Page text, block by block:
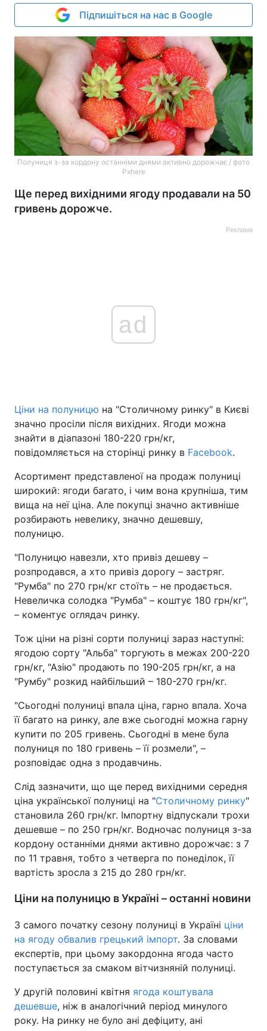
Підпишіться на нас в Google
Полуниця з-за кордону останніми днями активно дорожчає / фото
Pxhere
Ще перед вихідними ягоду продавали на 50
гривень дорожче.
Реклама
ad
Ціни на полуницю на "Столичному ринку" в Києві
значно просіли після вихідних. Ягоди можна
знайти в діапазоні 180-220 грн/кг,
повідомляється на сторінці ринку в Facebook.
Асортимент представленої на продаж полуниці
широкий: ягоди багато, і чим вона крупніша, тим
вища на неї ціна. Але покупці значно активніше
розбирають невелику, значно дешевшу,
полуницю.
"Полуницю навезли, хто привіз дешеву –
розпродався, а хто привіз дорогу – застряг.
"Румба" по 270 грн/кг стоїть – не продається.
Невеличка солодка "Румба" – коштує 180 грн/кг",
– коментує оглядач ринку.
Тож ціни на різні сорти полуниці зараз наступні:
ягодою сорту "Альба" торгують в межах 200-220
грн/кг, "Азію" продають по 190-205 грн/кг, а на
"Румбу" розкид найбільший – 180-270 грн/кг.
"Сьогодні полуниці впала ціна, гарно впала. Хоча
її багато на ринку, але вже сьогодні можна гарну
купити по 205 гривень. Сьогодні в мене була
полуниця по 180 гривень – її розмели", –
розповідає одна з продавчинь.
Слід зазначити, що ще перед вихідними середня
ціна української полуниці на "Столичному ринку"
становила 260 грн/кг. Імпортну відпускали трохи
дешевше – по 250 грн/кг. Водночас полуниця з-за
кордону останніми днями активно дорожчає: з 7
по 11 травня, тобто з четверга по понеділок, її
вартість зросла з 215 до 280 грн/кг.
Ціни на полуницю в Україні – останні новини
З самого початку сезону полуниці в Україні ціни
на ягоду обвалив грецький імпорт. За словами
експертів, при цьому закордонна ягода часто
поступається за смаком вітчизняній полуниці.
У другій половині квітня ягода коштувала
дешевше, ніж в аналогічний період минулого
року. На ринку не було ані дефіциту, ані